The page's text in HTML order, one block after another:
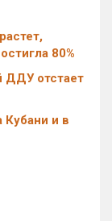
80%
ДДУ отстает
и в